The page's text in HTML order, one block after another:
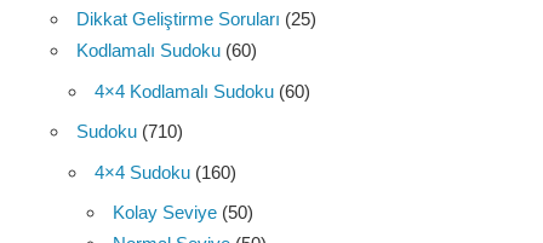
Dikkat Geliştirme Soruları (25)
Kodlamalı Sudoku (60)
4×4 Kodlamalı Sudoku (60)
Sudoku (710)
4×4 Sudoku (160)
Kolay Seviye (50)